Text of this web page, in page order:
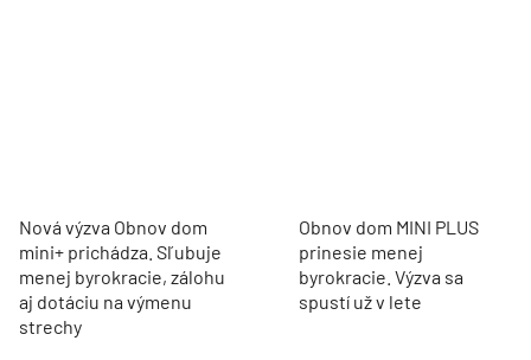
Nová výzva Obnov dom
mini+ prichádza. Sľubuje
menej byrokracie, zálohu
aj dotáciu na výmenu
strechy
Obnov dom MINI PLUS
prinesie menej
byrokracie. Výzva sa
spustí už v lete